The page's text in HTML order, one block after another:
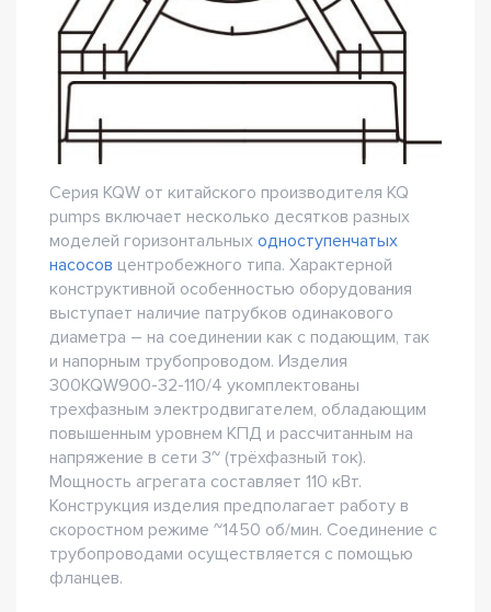
Серия KQW от китайского производителя KQ
pumps включает несколько десятков разных
моделей горизонтальных одноступенчатых
насосов центробежного типа. Характерной
конструктивной особенностью оборудования
выступает наличие патрубков одинакового
диаметра – на соединении как с подающим, так
и напорным трубопроводом. Изделия
300KQW900-32-110/4 укомплектованы
трехфазным электродвигателем, обладающим
повышенным уровнем КПД и рассчитанным на
напряжение в сети 3~ (трёхфазный ток).
Мощность агрегата составляет 110 кВт.
Конструкция изделия предполагает работу в
скоростном режиме ~1450 об/мин. Соединение с
трубопроводами осуществляется с помощью
фланцев.